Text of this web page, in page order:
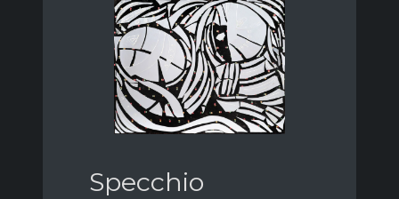
Specchio